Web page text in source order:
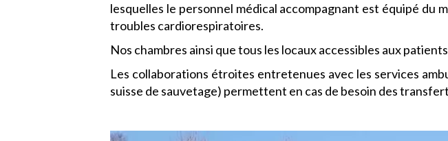
lesquelles le personnel médical accompagnant est équipé du
troubles cardiorespiratoires.
Nos chambres ainsi que tous les locaux accessibles aux
Les collaborations étroites entretenues avec les services
suisse de sauvetage) permettent en cas de besoin des